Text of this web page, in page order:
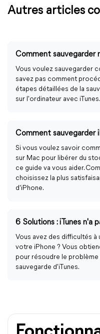
Autres articles
Vous voulez sauvegarder
savez pas comment
étapes détaillées de la
sur l'ordinateur avec iTunes.
Si vous voulez savoir
sur Mac pour libérer du
ce guide va vous aider.
choisissez la plus
d'iPhone.
Vous avez des difficultés à
votre iPhone ? Vous
pour résoudre le
sauvegarde d'iTunes.